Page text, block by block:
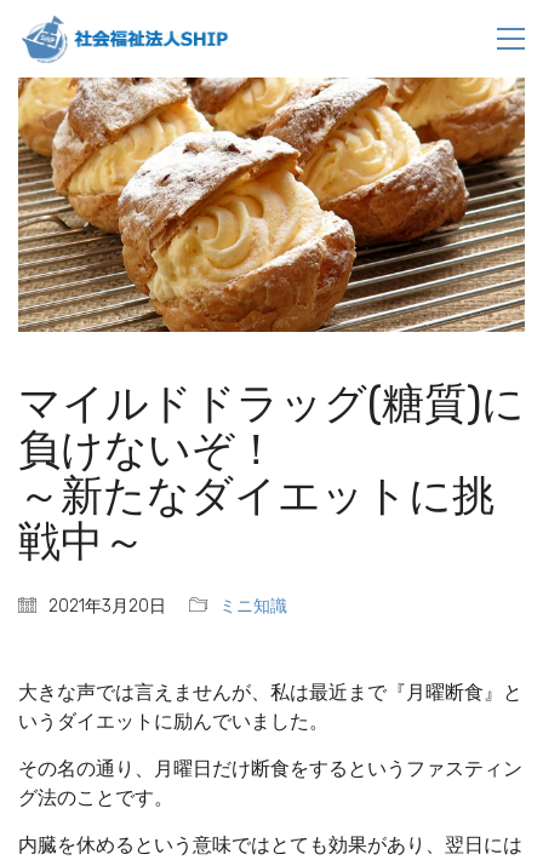
マイルドドラッグ(糖質)に
負けないぞ！
～新たなダイエットに挑
戦中～
2021年3月20日 ミニ知識
大きな声では言えませんが、私は最近まで『月曜断食』と
いうダイエットに励んでいました。
その名の通り、月曜日だけ断食をするというファスティン
グ法のことです。
内臓を休めるという意味ではとても効果があり、翌日には